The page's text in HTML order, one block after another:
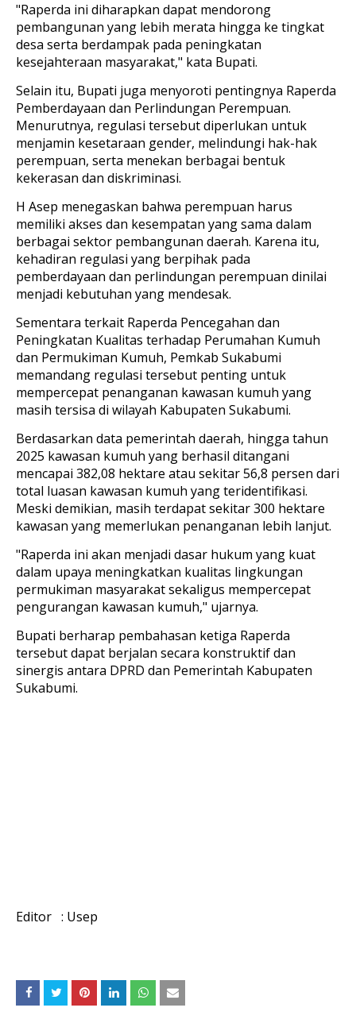
"Raperda ini diharapkan dapat mendorong
pembangunan yang lebih merata hingga ke tingkat
desa serta berdampak pada peningkatan
kesejahteraan masyarakat," kata Bupati.
Selain itu, Bupati juga menyoroti pentingnya Raperda
Pemberdayaan dan Perlindungan Perempuan.
Menurutnya, regulasi tersebut diperlukan untuk
menjamin kesetaraan gender, melindungi hak-hak
perempuan, serta menekan berbagai bentuk
kekerasan dan diskriminasi.
H Asep menegaskan bahwa perempuan harus
memiliki akses dan kesempatan yang sama dalam
berbagai sektor pembangunan daerah. Karena itu,
kehadiran regulasi yang berpihak pada
pemberdayaan dan perlindungan perempuan dinilai
menjadi kebutuhan yang mendesak.
Sementara terkait Raperda Pencegahan dan
Peningkatan Kualitas terhadap Perumahan Kumuh
dan Permukiman Kumuh, Pemkab Sukabumi
memandang regulasi tersebut penting untuk
mempercepat penanganan kawasan kumuh yang
masih tersisa di wilayah Kabupaten Sukabumi.
Berdasarkan data pemerintah daerah, hingga tahun
2025 kawasan kumuh yang berhasil ditangani
mencapai 382,08 hektare atau sekitar 56,8 persen dari
total luasan kawasan kumuh yang teridentifikasi.
Meski demikian, masih terdapat sekitar 300 hektare
kawasan yang memerlukan penanganan lebih lanjut.
"Raperda ini akan menjadi dasar hukum yang kuat
dalam upaya meningkatkan kualitas lingkungan
permukiman masyarakat sekaligus mempercepat
pengurangan kawasan kumuh," ujarnya.
Bupati berharap pembahasan ketiga Raperda
tersebut dapat berjalan secara konstruktif dan
sinergis antara DPRD dan Pemerintah Kabupaten
Sukabumi.
Editor : Usep